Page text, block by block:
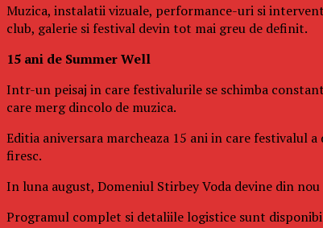
Muzica, instalatii vizuale, performance-uri si
club, galerie si festival devin tot mai greu de definit.
15 ani de Summer Well
Intr-un peisaj in care festivalurile se schimba
care merg dincolo de muzica.
Editia aniversara marcheaza 15 ani in care festivalul
firesc.
In luna august, Domeniul Stirbey Voda devine din
Programul complet si detaliile logistice sunt